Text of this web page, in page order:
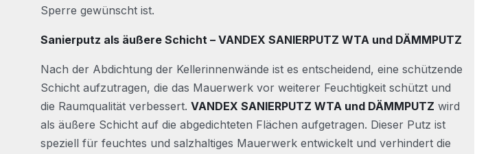
Sperre gewünscht ist.
Sanierputz als äußere Schicht – VANDEX SANIERPUTZ WTA und DÄMMPUTZ
Nach der Abdichtung der Kellerinnenwände ist es entscheidend, eine schützende
Schicht aufzutragen, die das Mauerwerk vor weiterer Feuchtigkeit schützt und
die Raumqualität verbessert. VANDEX SANIERPUTZ WTA und DÄMMPUTZ wird
als äußere Schicht auf die abgedichteten Flächen aufgetragen. Dieser Putz ist
speziell für feuchtes und salzhaltiges Mauerwerk entwickelt und verhindert die